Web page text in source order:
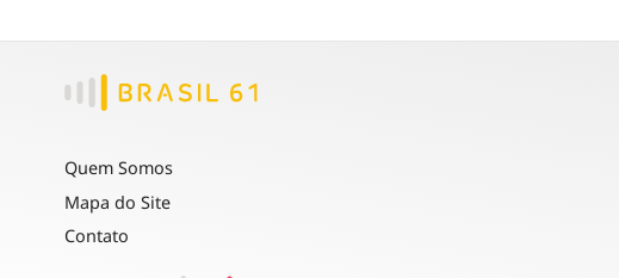
Quem Somos
Mapa do Site
Contato